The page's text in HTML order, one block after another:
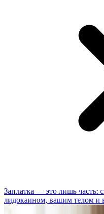
Заплатка — это лишь часть:
лидокаином, вашим телом и